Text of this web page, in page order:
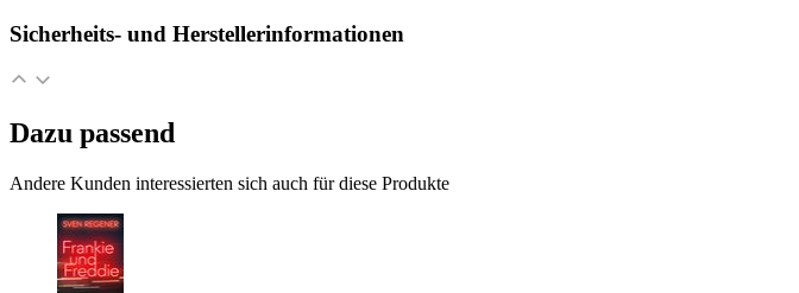
Sicherheits- und Herstellerinformationen
Dazu passend
Andere Kunden interessierten sich auch für diese Produkte